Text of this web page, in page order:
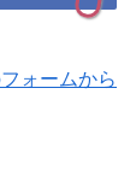
ォームから